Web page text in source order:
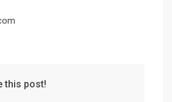
this post!